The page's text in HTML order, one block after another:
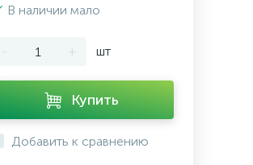
В наличии мало
- + шт
Купить
Добавить к сравнению